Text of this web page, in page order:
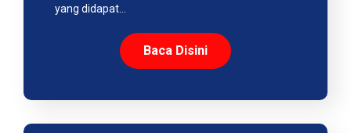
yang didapat…
Baca Disini